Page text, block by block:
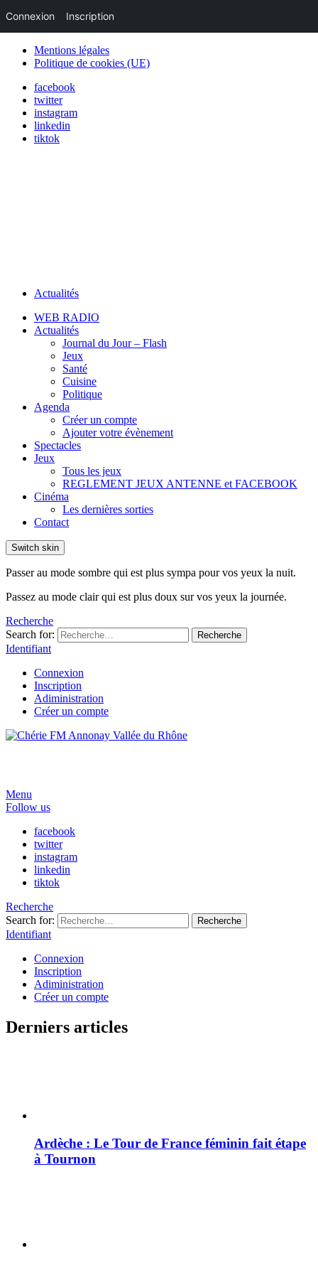
Mentions légales
Politique de cookies (UE)
facebook
twitter
instagram
linkedin
tiktok
Actualités
WEB RADIO
Actualités
Journal du Jour – Flash
Jeux
Santé
Cuisine
Politique
Agenda
Créer un compte
Ajouter votre évènement
Spectacles
Jeux
Tous les jeux
REGLEMENT JEUX ANTENNE et FACEBOOK
Cinéma
Les dernières sorties
Contact
Switch skin
Passer au mode sombre qui est plus sympa pour vos yeux la nuit.
Passez au mode clair qui est plus doux sur vos yeux la journée.
Recherche
Search for:
Recherche
Identifiant
Connexion
Inscription
Adiministration
Créer un compte
Menu
Follow us
facebook
twitter
instagram
linkedin
tiktok
Recherche
Search for:
Recherche
Identifiant
Connexion
Inscription
Adiministration
Créer un compte
Derniers articles
Ardèche : Le Tour de France féminin fait étape
à Tournon
Connexion Inscription